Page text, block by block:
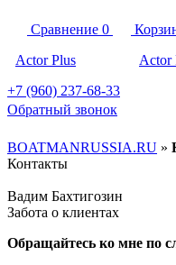
Сравнение 0
Actor Plus
Actor
+7 (960) 237-68-33
Обратный звонок
BOATMANRUSSIA.RU »
Контакты
Вадим Бахтигозин
Забота о клиентах
Обращайтесь ко мне по